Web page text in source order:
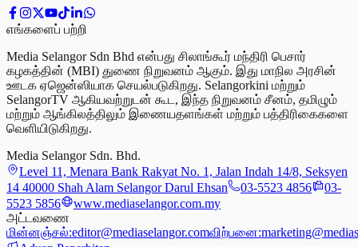
எங்களைப் பற்றி
Media Selangor Sdn Bhd என்பது சிலாங்கூர் மந்திரி பெசார்
கழகத்தின் (MBI) துணை நிறுவனம் ஆகும். இது மாநில அரசின்
ஊடக ஏஜென்ஸியாக செயல்படுகிறது. Selangorkini மற்றும்
SelangorTV ஆகியவற்றுடன் கூட, இந்த நிறுவனம் சீனம், தமிழும்
மற்றும் ஆங்கிலத்திலும் இணையதளங்கள் மற்றும் பத்திரிகைகளை
வெளியிடுகிறது.
Media Selangor Sdn. Bhd.
Level 11, Menara Bank Rakyat No. 1, Jalan Indah 14/8, Seksyen
14 40000 Shah Alam Selangor Darul Ehsan
03-5523 4856
03-
5523 5856
www.mediaselangor.com.my
அட்டவணை
மின்னஞ்சல்:editor@mediaselangor.comவிற்பனை: